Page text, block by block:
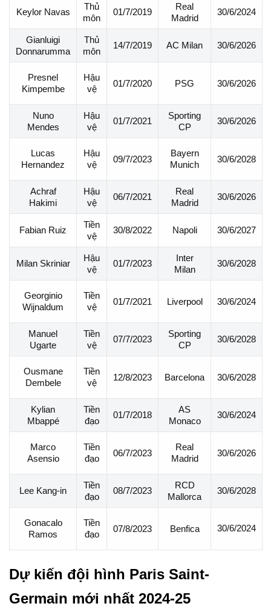
Keylor Navas
Thủ
môn
01/7/2019
Real
Madrid
30/6/2024
Gianluigi
Donnarumma
Thủ
môn
14/7/2019 AC Milan 30/6/2026
Presnel
Kimpembe
Hậu
vệ
01/7/2020 PSG 30/6/2026
Nuno
Mendes
Hậu
vệ
01/7/2021
Sporting
CP
30/6/2026
Lucas
Hernandez
Hậu
vệ
09/7/2023
Bayern
Munich
30/6/2028
Achraf
Hakimi
Hậu
vệ
06/7/2021
Real
Madrid
30/6/2026
Fabian Ruiz
Tiền
vệ
30/8/2022 Napoli 30/6/2027
Milan Skriniar
Hậu
vệ
01/7/2023
Inter
Milan
30/6/2028
Georginio
Wijnaldum
Tiền
vệ
01/7/2021 Liverpool 30/6/2024
Manuel
Ugarte
Tiền
vệ
07/7/2023
Sporting
CP
30/6/2028
Ousmane
Dembele
Tiền
vệ
12/8/2023 Barcelona 30/6/2028
Kylian
Mbappé
Tiền
đạo
01/7/2018
AS
Monaco
30/6/2024
Marco
Asensio
Tiền
đạo
06/7/2023
Real
Madrid
30/6/2026
Lee Kang-in
Tiền
đạo
08/7/2023
RCD
Mallorca
30/6/2028
Gonacalo
Ramos
Tiền
đạo
07/8/2023 Benfica 30/6/2024
Dự kiến đội hình Paris Saint-
Germain mới nhất 2024-25